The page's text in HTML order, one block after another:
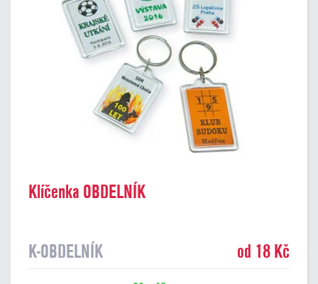
Klíčenka OBDELNÍK
K-OBDELNÍK od 18 Kč